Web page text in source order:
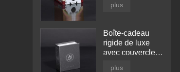
plus
Boîte-cadeau
rigide de luxe
avec couvercle à
plus